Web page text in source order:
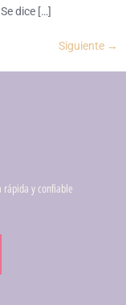
dice […]
Siguiente →
rápida y confiable